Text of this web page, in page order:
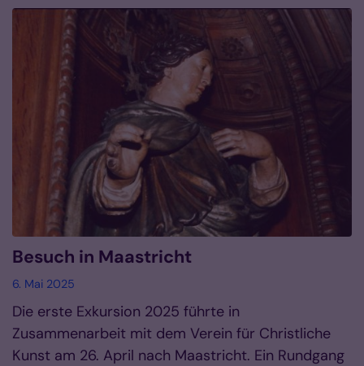
Besuch in Maastricht
6. Mai 2025
Die erste Exkursion 2025 führte in
Zusammenarbeit mit dem Verein für Christliche
Kunst am 26. April nach Maastricht. Ein Rundgang